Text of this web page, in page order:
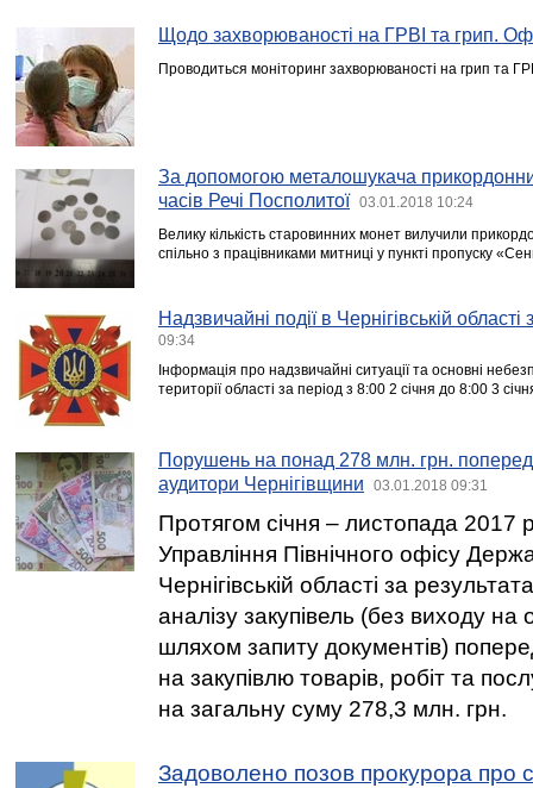
Щодо захворюваності на ГРВІ та грип.
Проводиться моніторинг захворюваності на грип та
За допомогою металошукача
часів Речі Посполитої
03.01.2018 10:24
Велику кількість старовинних монет вилучили
спільно з працівниками митниці у пункті пропуску
Надзвичайні події в Чернігівській
09:34
Інформація про надзвичайні ситуації та основні
території області за період з 8:00 2 січня до 8:00 3
Порушень на понад 278 млн. грн.
аудитори Чернігівщини
03.01.2018 09:31
Протягом січня – листопада 2017
Управління Північного офісу
Чернігівській області за
аналізу закупівель (без виходу на
шляхом запиту документів)
на закупівлю товарів, робіт та
на загальну суму 278,3 млн. грн.
Задоволено позов прокурора про